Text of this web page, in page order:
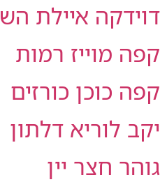
איילת השחר
מוייז רמות
כוכן כורזים
לוריא דלתון
חצר יין